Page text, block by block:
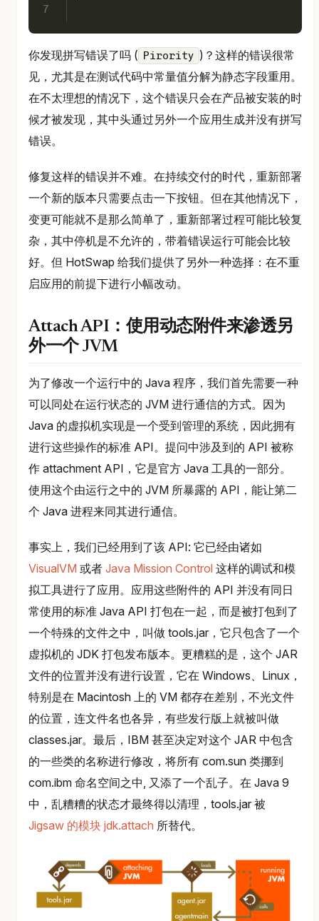
7
你发现拼写错误了吗 ( Pirority )？这样的错误很常
见，尤其是在测试代码中常量值分解为静态字段重用。
在不太理想的情况下，这个错误只会在产品被安装的时
候才被发现，其中头通过另外一个应用生成并没有拼写
错误。
修复这样的错误并不难。在持续交付的时代，重新部署
一个新的版本只需要点击一下按钮。但在其他情况下，
变更可能就不是那么简单了，重新部署过程可能比较复
杂，其中停机是不允许的，带着错误运行可能会比较
好。但 HotSwap 给我们提供了另外一种选择：在不重
启应用的前提下进行小幅改动。
Attach API：使用动态附件来渗透另
外一个 JVM
为了修改一个运行中的 Java 程序，我们首先需要一种
可以同处在运行状态的 JVM 进行通信的方式。因为
Java 的虚拟机实现是一个受到管理的系统，因此拥有
进行这些操作的标准 API。提问中涉及到的 API 被称
作 attachment API，它是官方 Java 工具的一部分。
使用这个由运行之中的 JVM 所暴露的 API，能让第二
个 Java 进程来同其进行通信。
事实上，我们已经用到了该 API: 它已经由诸如
VisualVM 或者 Java Mission Control 这样的调试和模
拟工具进行了应用。应用这些附件的 API 并没有同日
常使用的标准 Java API 打包在一起，而是被打包到了
一个特殊的文件之中，叫做 tools.jar，它只包含了一个
虚拟机的 JDK 打包发布版本。更糟糕的是，这个 JAR
文件的位置并没有进行设置，它在 Windows、Linux，
特别是在 Macintosh 上的 VM 都存在差别，不光文件
的位置，连文件名也各异，有些发行版上就被叫做
classes.jar。最后，IBM 甚至决定对这个 JAR 中包含
的一些类的名称进行修改，将所有 com.sun 类挪到
com.ibm 命名空间之中, 又添了一个乱子。在 Java 9
中，乱糟糟的状态才最终得以清理，tools.jar 被
Jigsaw 的模块 jdk.attach 所替代。